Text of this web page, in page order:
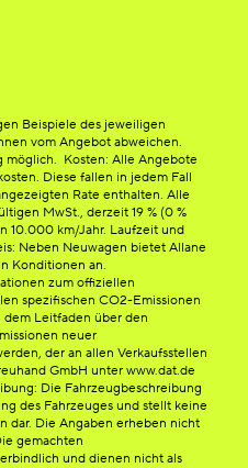
Beispiele des jeweiligen
vom Angebot abweichen.
möglich. Kosten: Alle Angebote
Diese fallen in jedem Fall
Rate enthalten. Alle
MwSt., derzeit 19 % (0 %
10.000 km/Jahr. Laufzeit und
Neben Neuwagen bietet Allane
Konditionen an.
zum offiziellen
spezifischen CO2-Emissionen
Leitfaden über den
neuer
der an allen Verkaufsstellen
GmbH unter www.dat.de
Die Fahrzeugbeschreibung
des Fahrzeuges und stellt keine
dar. Die Angaben erheben nicht
gemachten
und dienen nicht als